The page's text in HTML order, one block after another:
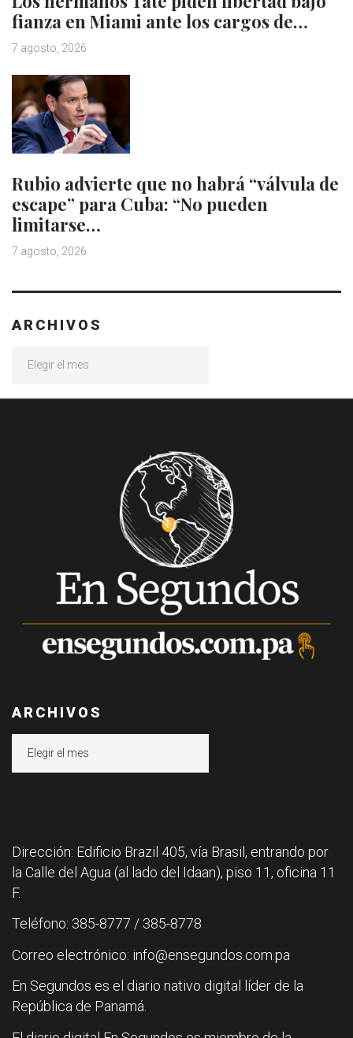
fianza en Miami ante los cargos de…
7 agosto, 2026
Rubio advierte que no habrá “válvula de
escape” para Cuba: “No pueden
limitarse…
7 agosto, 2026
ARCHIVOS
ARCHIVOS
Dirección: Edificio Brazil 405, vía Brasil, entrando por
la Calle del Agua (al lado del Idaan), piso 11, oficina 11
F.
Teléfono: 385-8777 / 385-8778
Correo electrónico: info@ensegundos.com.pa
En Segundos es el diario nativo digital líder de la
República de Panamá.